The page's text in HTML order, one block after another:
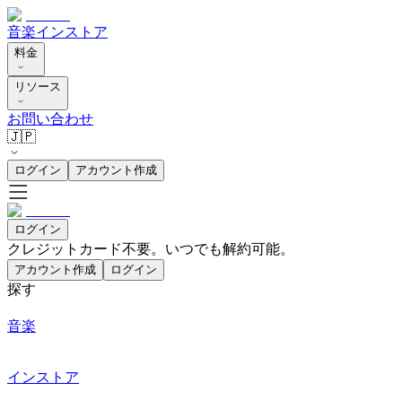
音楽インストア
料金
リソース
お問い合わせ
🇯🇵
ログイン アカウント作成
ログイン
クレジットカード不要。いつでも解約可能。
アカウント作成 ログイン
探す
音楽
インストア